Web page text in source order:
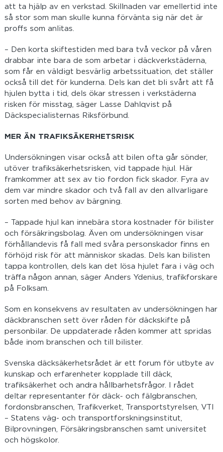
att ta hjälp av en verkstad. Skillnaden var emellertid inte
så stor som man skulle kunna förvänta sig när det är
proffs som anlitas.
– Den korta skiftestiden med bara två veckor på våren
drabbar inte bara de som arbetar i däckverkstäderna,
som får en väldigt besvärlig arbetssituation, det ställer
också till det för kunderna. Dels kan det bli svårt att få
hjulen bytta i tid, dels ökar stressen i verkstäderna
risken för misstag, säger Lasse Dahlqvist på
Däckspecialisternas Riksförbund.
MER ÄN TRAFIKSÄKERHETSRISK
Undersökningen visar också att bilen ofta går sönder,
utöver trafiksäkerhetsrisken, vid tappade hjul. Här
framkommer att sex av tio fordon fick skador. Fyra av
dem var mindre skador och två fall av den allvarligare
sorten med behov av bärgning.
– Tappade hjul kan innebära stora kostnader för bilister
och försäkringsbolag. Även om undersökningen visar
förhållandevis få fall med svåra personskador finns en
förhöjd risk för att människor skadas. Dels kan bilisten
tappa kontrollen, dels kan det lösa hjulet fara i väg och
träffa någon annan, säger Anders Ydenius, trafikforskare
på Folksam.
Som en konsekvens av resultaten av undersökningen har
däckbranschen sett över råden för däckskifte på
personbilar. De uppdaterade råden kommer att spridas
både inom branschen och till bilister.
Svenska däcksäkerhetsrådet är ett forum för utbyte av
kunskap och erfarenheter kopplade till däck,
trafiksäkerhet och andra hållbarhetsfrågor. I rådet
deltar representanter för däck- och fälgbranschen,
fordonsbranschen, Trafikverket, Transportstyrelsen, VTI
– Statens väg- och transportforskningsinstitut,
Bilprovningen, Försäkringsbranschen samt universitet
och högskolor.